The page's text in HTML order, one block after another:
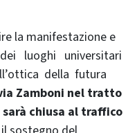
la manifestazione e
luoghi universitari
della futura
Zamboni nel tratto
chiusa al traffico